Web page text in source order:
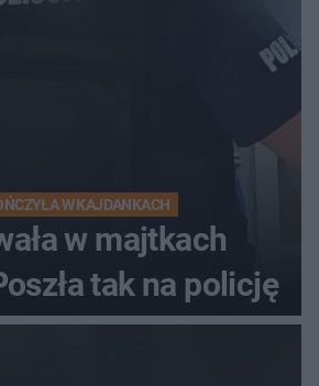
W KAJDANKACH
w majtkach
tak na policję